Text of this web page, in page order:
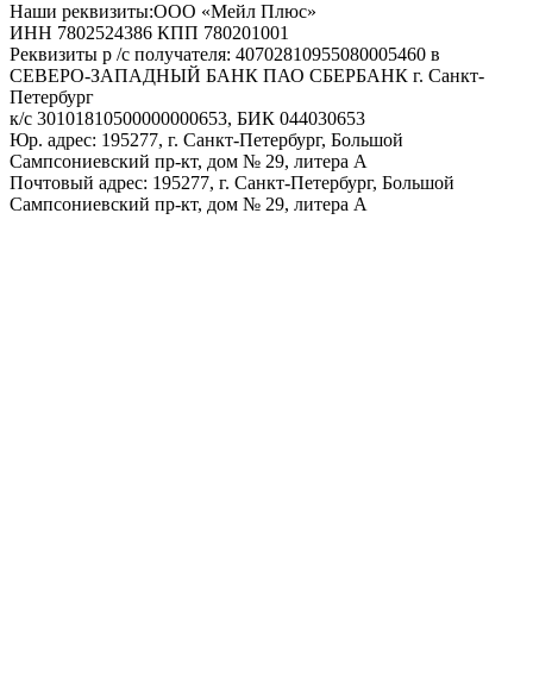
Наши реквизиты:ООО «Мейл Плюс»
ИНН 7802524386 КПП 780201001
Реквизиты р /с получателя: 40702810955080005460 в
СЕВЕРО-ЗАПАДНЫЙ БАНК ПАО СБЕРБАНК г. Санкт-
Петербург
к/с 30101810500000000653, БИК 044030653
Юр. адрес: 195277, г. Санкт-Петербург, Большой
Сампсониевский пр-кт, дом № 29, литера А
Почтовый адрес: 195277, г. Санкт-Петербург, Большой
Сампсониевский пр-кт, дом № 29, литера А